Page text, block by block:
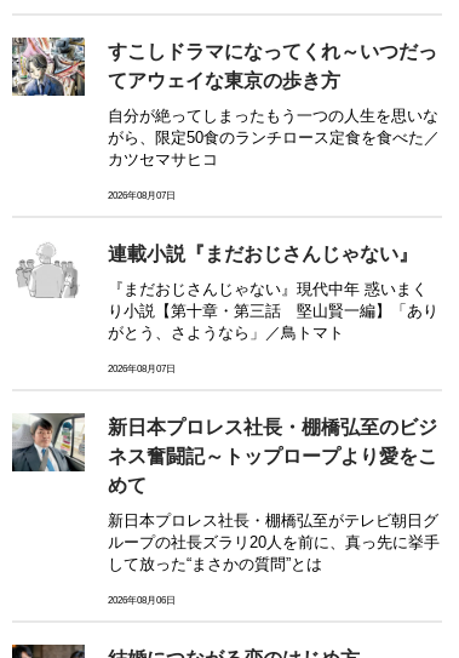
すこしドラマになってくれ～いつだっ
てアウェイな東京の歩き方
自分が絶ってしまったもう一つの人生を思いな
がら、限定50食のランチロース定食を食べた／
カツセマサヒコ
2026年08月07日
連載小説『まだおじさんじゃない』
『まだおじさんじゃない』現代中年 惑いまく
り小説【第十章・第三話 堅山賢一編】「あり
がとう、さようなら」／鳥トマト
2026年08月07日
新日本プロレス社長・棚橋弘至のビジ
ネス奮闘記～トップロープより愛をこ
めて
新日本プロレス社長・棚橋弘至がテレビ朝日グ
ループの社長ズラリ20人を前に、真っ先に挙手
して放った“まさかの質問”とは
2026年08月06日